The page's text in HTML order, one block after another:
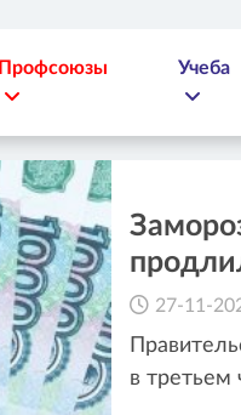
Профсоюзы Учеба
27-11-
в третьем